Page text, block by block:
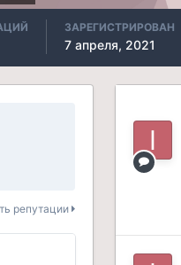
ЗАРЕГИСТРИРОВАН
7 апреля, 2021
репутации